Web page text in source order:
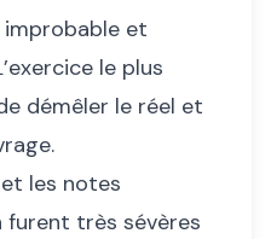
et
le plus
démêler le réel et
les notes
très sévères